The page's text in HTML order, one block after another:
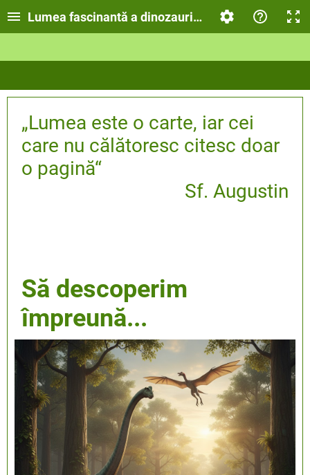
Lumea fascinantă a dinozaurilor
„Lumea este o carte, iar cei
care nu călătoresc citesc doar
o pagină“
Sf. Augustin
Să descoperim
împreună...